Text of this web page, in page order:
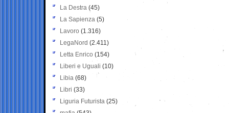
La Destra (45)
La Sapienza (5)
Lavoro (1.316)
LegaNord (2.411)
Letta Enrico (154)
Liberi e Uguali (10)
Libia (68)
Libri (33)
Liguria Futurista (25)